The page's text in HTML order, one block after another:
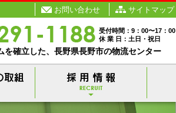
お問い合わせ サイトマップ
受付時間：9：00〜17：00
休 業 日：土日・祝日
を確立した、長野県長野市の物流センター